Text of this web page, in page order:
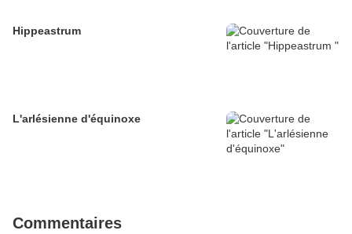
Hippeastrum
L'arlésienne d'équinoxe
Commentaires